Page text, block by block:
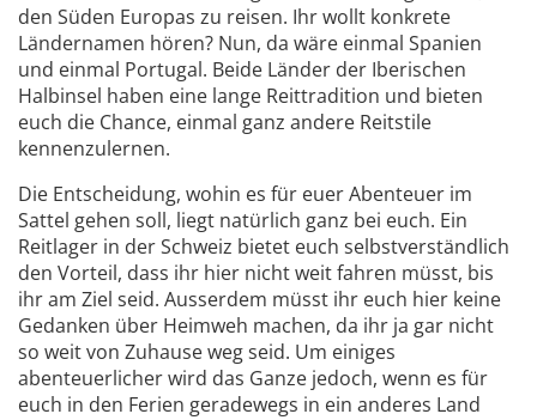
den Süden Europas zu reisen. Ihr wollt konkrete
Ländernamen hören? Nun, da wäre einmal Spanien
und einmal Portugal. Beide Länder der Iberischen
Halbinsel haben eine lange Reittradition und bieten
euch die Chance, einmal ganz andere Reitstile
kennenzulernen.
Die Entscheidung, wohin es für euer Abenteuer im
Sattel gehen soll, liegt natürlich ganz bei euch. Ein
Reitlager in der Schweiz bietet euch selbstverständlich
den Vorteil, dass ihr hier nicht weit fahren müsst, bis
ihr am Ziel seid. Ausserdem müsst ihr euch hier keine
Gedanken über Heimweh machen, da ihr ja gar nicht
so weit von Zuhause weg seid. Um einiges
abenteuerlicher wird das Ganze jedoch, wenn es für
euch in den Ferien geradewegs in ein anderes Land